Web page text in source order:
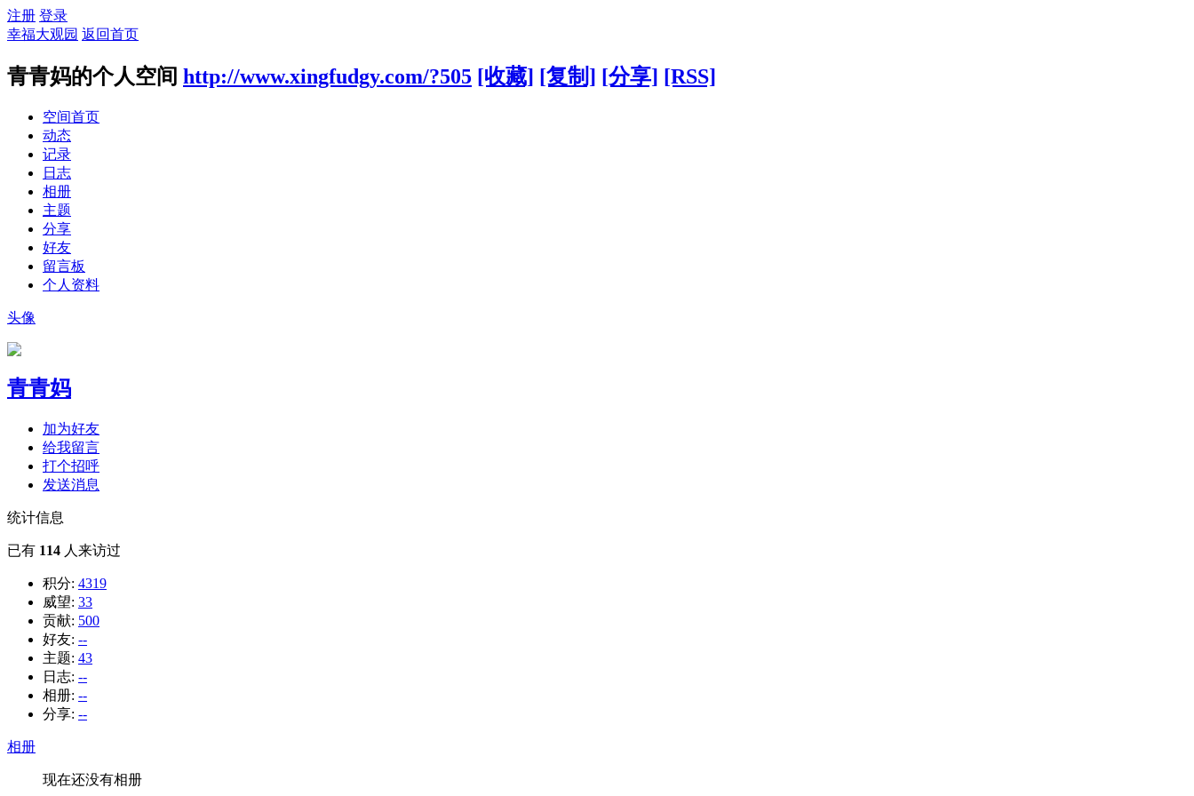
注册 登录
幸福大观园 返回首页
青青妈的个人空间 http://www.xingfudgy.com/?505 [收藏] [复制] [分享] [RSS]
空间首页
动态
记录
日志
相册
主题
分享
好友
留言板
个人资料
头像
青青妈
加为好友
给我留言
打个招呼
发送消息
统计信息
已有 114 人来访过
积分: 4319
威望: 33
贡献: 500
好友: --
主题: 43
日志: --
相册: --
分享: --
相册
现在还没有相册